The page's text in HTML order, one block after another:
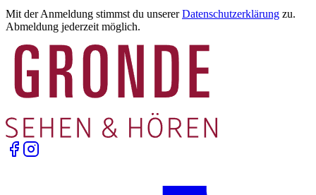
Mit der Anmeldung stimmst du unserer Datenschutzerklärung zu.
Abmeldung jederzeit möglich.